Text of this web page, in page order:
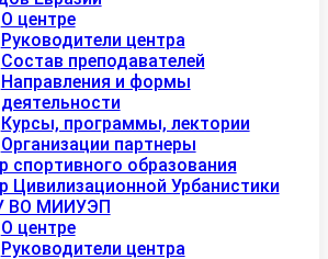
О центре
Руководители центра
Состав преподавателей
Направления и формы
деятельности
Курсы, программы, лектории
Организации партнеры
спортивного образования
Цивилизационной Урбанистики
ВО МИИУЭП
О центре
Руководители центра